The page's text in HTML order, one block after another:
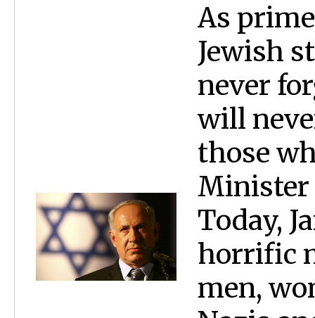
As
Jewish
never
will
those
Minister
Today,
horrific
men,